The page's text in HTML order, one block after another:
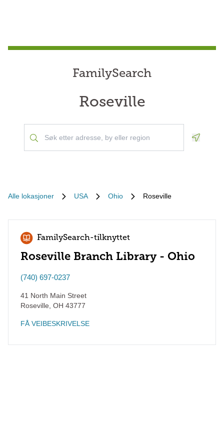
FamilySearch
Roseville
Alle lokasjoner USA Ohio Roseville
FamilySearch-tilknyttet
Roseville Branch Library - Ohio
(740) 697-0237
41 North Main Street
Roseville OH 43777
FÅ VEIBESKRIVELSE